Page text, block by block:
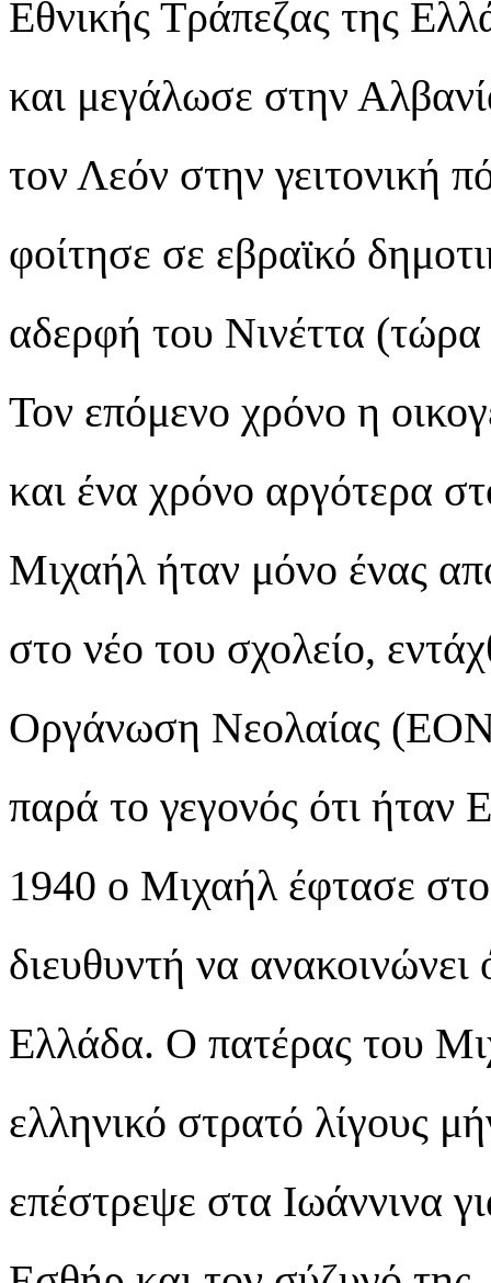
Εθνικής Τράπεζας της
και μεγάλωσε στην
τον Λεόν στην γειτονική
φοίτησε σε εβραϊκό
αδερφή του Νινέττα
Τον επόμενο χρόνο η
και ένα χρόνο αργότερα
Μιχαήλ ήταν μόνο ένας
στο νέο του σχολείο,
Οργάνωση Νεολαίας
παρά το γεγονός ότι ήταν
1940 ο Μιχαήλ έφτασε
διευθυντή να ανακοινώνει
Ελλάδα. Ο πατέρας του
ελληνικό στρατό λίγους
επέστρεψε στα Ιωάννινα